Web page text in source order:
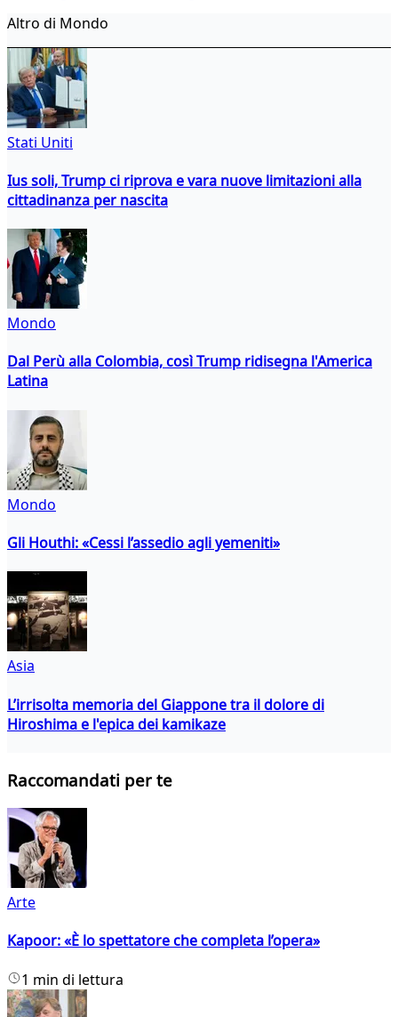
Altro di Mondo
Stati Uniti
Ius soli, Trump ci riprova e vara nuove limitazioni alla
cittadinanza per nascita
Mondo
Dal Perù alla Colombia, così Trump ridisegna l'America
Latina
Mondo
Gli Houthi: «Cessi l’assedio agli yemeniti»
Asia
L’irrisolta memoria del Giappone tra il dolore di
Hiroshima e l'epica dei kamikaze
Raccomandati per te
Arte
Kapoor: «È lo spettatore che completa l’opera»
1 min di lettura